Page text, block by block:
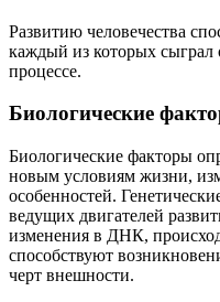
Развитию человечества
каждый из которых сыграл
процессе.
Биологические
Биологические факторы
новым условиям жизни,
особенностей.
ведущих двигателей
изменения в ДНК,
способствуют
черт внешности.